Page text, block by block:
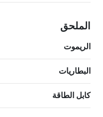
الملحق
الريموت
البطاريات
كابل الطاقة